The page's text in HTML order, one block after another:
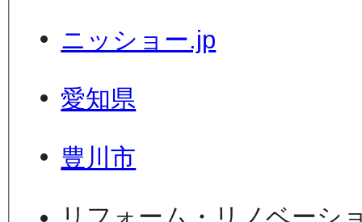
ニッショー.jp
愛知県
豊川市